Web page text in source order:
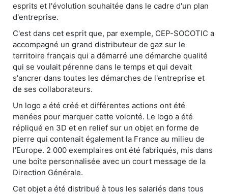
esprits et l'évolution souhaitée dans le cadre d'un plan
d'entreprise.
C'est dans cet esprit que, par exemple, CEP-SOCOTIC a
accompagné un grand distributeur de gaz sur le
territoire français qui a démarré une démarche qualité
qui se voulait pérenne dans le temps et qui devait
s'ancrer dans toutes les démarches de l'entreprise et
de ses collaborateurs.
Un logo a été créé et différentes actions ont été
menées pour marquer cette volonté. Le logo a été
répliqué en 3D et en relief sur un objet en forme de
pierre qui contenait également la France au milieu de
l'Europe. 2 000 exemplaires ont été fabriqués, mis dans
une boîte personnalisée avec un court message de la
Direction Générale.
Cet objet a été distribué à tous les salariés dans tous